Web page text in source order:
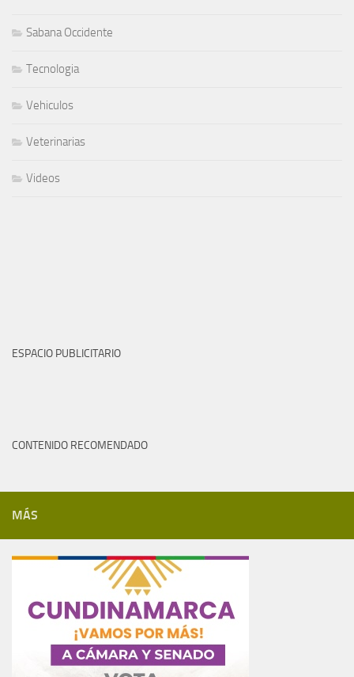
Sabana Occidente
Tecnologia
Vehiculos
Veterinarias
Videos
ESPACIO PUBLICITARIO
CONTENIDO RECOMENDADO
MÁS